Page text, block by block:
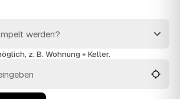
mit verbindlichen Festpreisen. Sie
aus, der Rest passiert vor
z. B. Wohnung + Keller.